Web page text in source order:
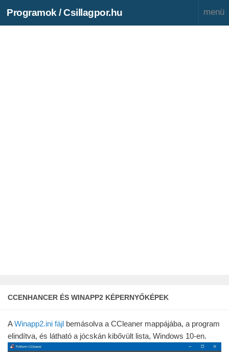
Programok / Csillagpor.hu
CCENHANCER ÉS WINAPP2 KÉPERNYŐKÉPEK
AWinapp2.ini fájl bemásolva a CCleaner mappájába, a program
elindítva, és látható a jócskán kibővült lista, Windows 10-en.